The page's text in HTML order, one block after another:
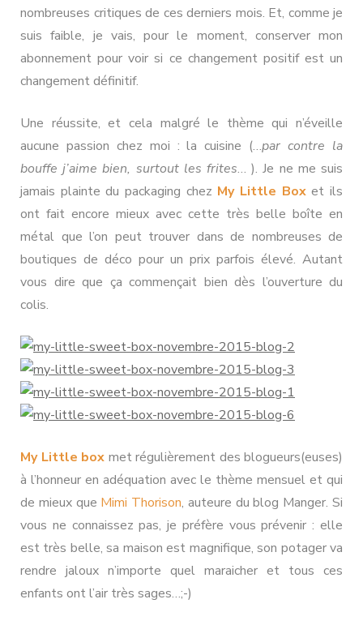
nombreuses critiques de ces derniers mois. Et, comme je
suis faible, je vais, pour le moment, conserver mon
abonnement pour voir si ce changement positif est un
changement définitif.
Une réussite, et cela malgré le thème qui n’éveille
aucune passion chez moi : la cuisine (…par contre la
bouffe j’aime bien, surtout les frites… ). Je ne me suis
jamais plainte du packaging chez My Little Box et ils
ont fait encore mieux avec cette très belle boîte en
métal que l’on peut trouver dans de nombreuses de
boutiques de déco pour un prix parfois élevé. Autant
vous dire que ça commençait bien dès l’ouverture du
colis.
My Little box met régulièrement des blogueurs(euses)
à l’honneur en adéquation avec le thème mensuel et qui
de mieux que Mimi Thorison, auteure du blog Manger. Si
vous ne connaissez pas, je préfère vous prévenir : elle
est très belle, sa maison est magnifique, son potager va
rendre jaloux n’importe quel maraicher et tous ces
enfants ont l’air très sages…;-)